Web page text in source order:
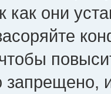
как они
запрещено,